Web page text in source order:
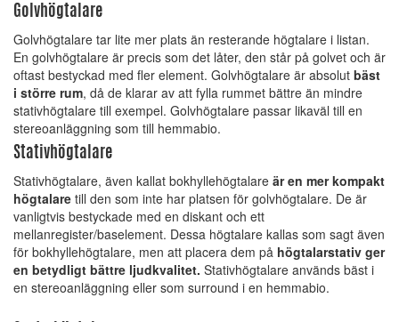
Golvhögtalare
Golvhögtalare tar lite mer plats än resterande högtalare i listan.
En golvhögtalare är precis som det låter, den står på golvet och är
oftast bestyckad med fler element. Golvhögtalare är absolut bäst
i större rum, då de klarar av att fylla rummet bättre än mindre
stativhögtalare till exempel. Golvhögtalare passar likaväl till en
stereoanläggning som till hemmabio.
Stativhögtalare
Stativhögtalare, även kallat bokhyllehögtalare är en mer kompakt
högtalare till den som inte har platsen för golvhögtalare. De är
vanligtvis bestyckade med en diskant och ett
mellanregister/baselement. Dessa högtalare kallas som sagt även
för bokhyllehögtalare, men att placera dem på högtalarstativ ger
en betydligt bättre ljudkvalitet. Stativhögtalare används bäst i
en stereoanläggning eller som surround i en hemmabio.